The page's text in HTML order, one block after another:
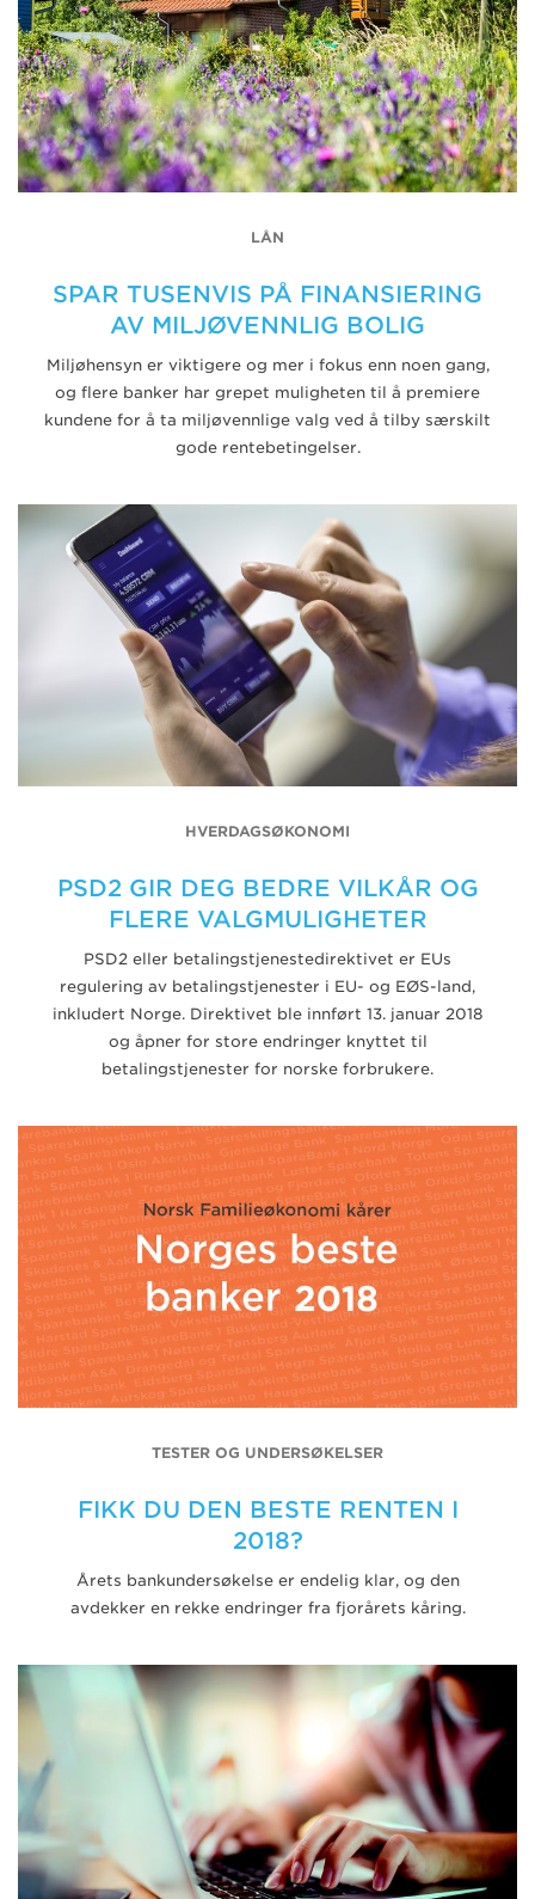
LÅN
SPAR TUSENVIS PÅ FINANSIERING
AV MILJØVENNLIG BOLIG
Miljøhensyn er viktigere og mer i fokus enn noen gang,
og flere banker har grepet muligheten til å premiere
kundene for å ta miljøvennlige valg ved å tilby særskilt
gode rentebetingelser.
HVERDAGSØKONOMI
PSD2 GIR DEG BEDRE VILKÅR OG
FLERE VALGMULIGHETER
PSD2 eller betalingstjenestedirektivet er EUs
regulering av betalingstjenester i EU- og EØS-land,
inkludert Norge. Direktivet ble innført 13. januar 2018
og åpner for store endringer knyttet til
betalingstjenester for norske forbrukere.
TESTER OG UNDERSØKELSER
FIKK DU DEN BESTE RENTEN I
2018?
Årets bankundersøkelse er endelig klar, og den
avdekker en rekke endringer fra fjorårets kåring.